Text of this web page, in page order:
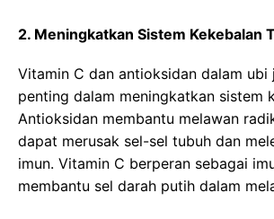
2. Meningkatkan Sistem Kekebalan
Vitamin C dan antioksidan dalam ubi
penting dalam meningkatkan sistem
Antioksidan membantu melawan
dapat merusak sel-sel tubuh dan
imun. Vitamin C berperan sebagai
membantu sel darah putih dalam